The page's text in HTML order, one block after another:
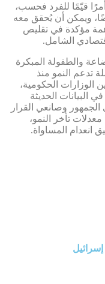
قيّمًا للفرد فحسب،
ويمكن أن يُحقق معه
مؤكدة في تقليص
الشامل.
والطفولة المبكرة
تدعم النمو منذ
الوزارات الحكومية،
البيانات الحديثة
وصانعي القرار
تأخر النمو،
انعدام المساواة.